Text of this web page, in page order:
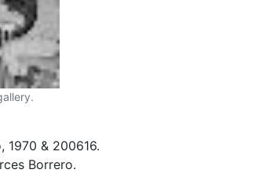
1970 & 200616.
Borrero.